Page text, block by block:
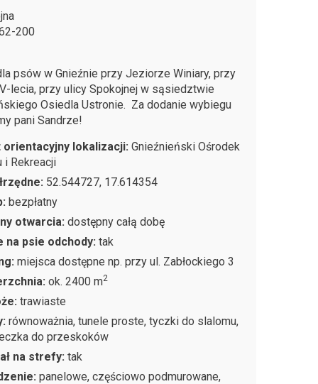
200
psów w Gnieźnie przy Jeziorze Winiary, przy
lecia, przy ulicy Spokojnej w sąsiedztwie
Osiedla Ustronie. Za dodanie wybiegu
pani Sandrze!
orientacyjny lokalizacji:Gnieźnieński Ośrodek
i Rekreacji
52.544727, 17.614354
bezpłatny
otwarcia:dostępny całą dobę
na psie odchody:tak
miejsca dostępne np. przy ul. Zabłockiego 3
ok. 2400 m2
trawiaste
równoważnia, tunele proste, tyczki do slalomu,
do przeskoków
na strefy:tak
panelowe, częściowo podmurowane,